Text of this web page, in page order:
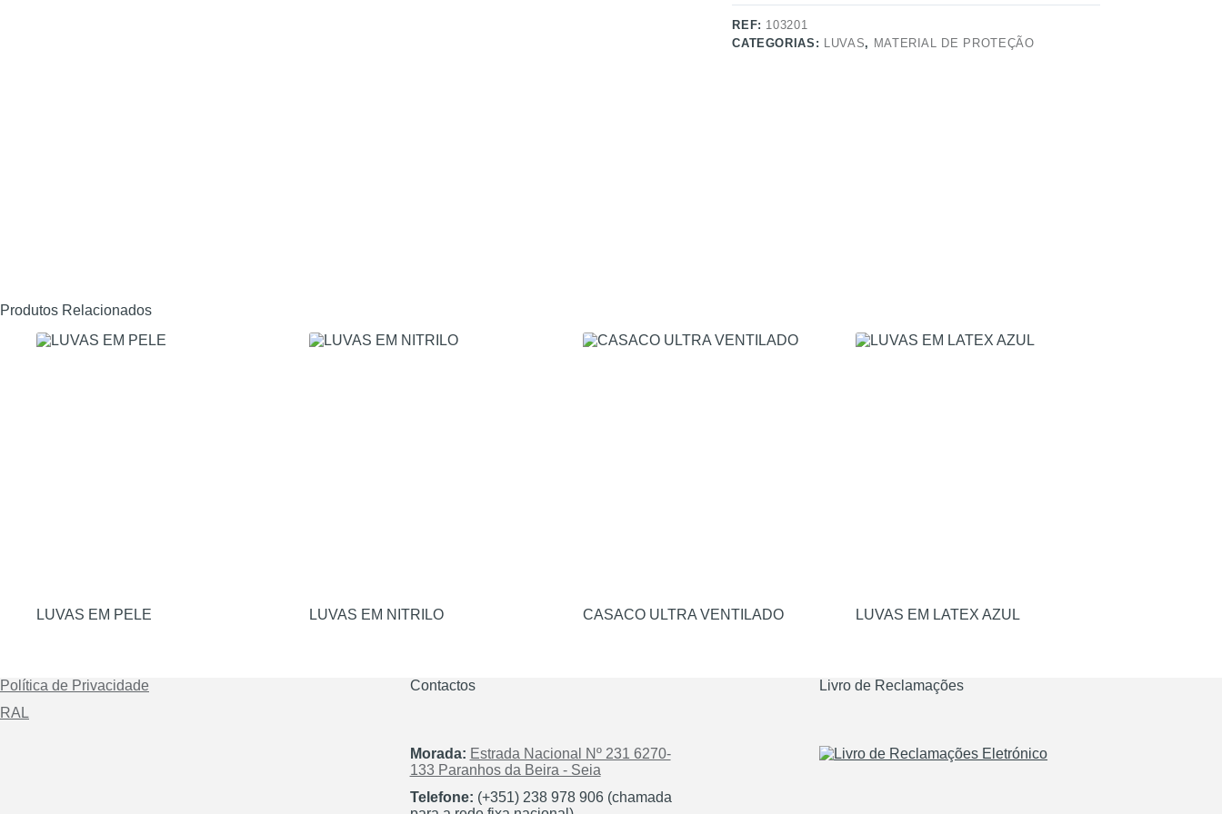
REF: 103201
CATEGORIAS: LUVAS, MATERIAL DE PROTEÇÃO
Produtos Relacionados
LUVAS EM PELE LUVAS EM NITRILO CASACO ULTRA VENTILADO LUVAS EM LATEX AZUL
Política de Privacidade
RAL
Contactos
Morada: Estrada Nacional Nº 231 6270-
133 Paranhos da Beira - Seia
Telefone: (+351) 238 978 906 (chamada
Livro de Reclamações